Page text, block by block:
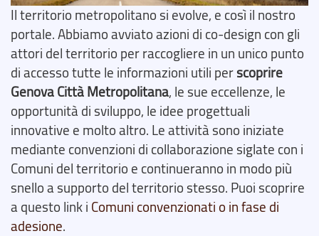
Il territorio metropolitano si evolve, e così il nostro
portale. Abbiamo avviato azioni di co-design con gli
attori del territorio per raccogliere in un unico punto
di accesso tutte le informazioni utili perscoprire
Genova Città Metropolitana, le sue eccellenze, le
opportunità di sviluppo, le idee progettuali
innovative e molto altro. Le attività sono iniziate
mediante convenzioni di collaborazione siglate con i
Comuni del territorio e continueranno in modo più
snello a supporto del territorio stesso. Puoi scoprire
a questo link i Comuni convenzionati o in fase di
adesione.